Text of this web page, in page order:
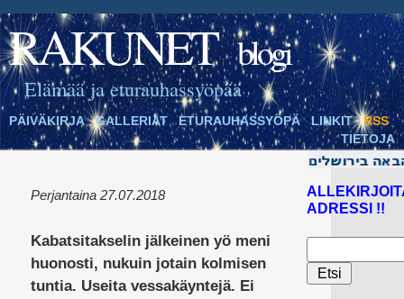
RAKUNET blogi
Elämää ja eturauhassyöpää
PÄIVÄKIRJA GALLERIAT ETURAUHASSYÖPÄ LINKIT
RSS
TIETOJA
Perjantaina 27.07.2018
Kabatsitakselin jälkeinen yö meni
huonosti, nukuin jotain kolmisen
tuntia. Useita vessakäyntejä. Ei
ADRESSI !!